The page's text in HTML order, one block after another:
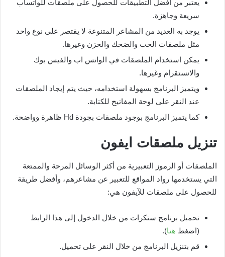
يعتبر من أفضل التطبيقات للحصول على ملصقات للواتساب
سريعة وجاهزة.
يوجد به العديد من المشاعر المتنوعة لا يقتصر على نوع واحد
مثل ملصقات الحب والضحك والحزن وغيرها.
يمكن استخدام الملصقات في الواتس اب والفيس بوك
والانستقرام وغيرها.
ويتميز البرنامج بسهولة استخدامه، حيث يتم إيجاد الملصقات
عند النقر على لوحة المفاتيح للكتابة.
كما يتميز البرنامج بوجود ملصقات بجودة Hd ظاهرة وواضحة.
تنزيل ملصقات ايفون
الملصقات أو الرموز التعبيرية من أكثر الوسائل المرحة والممتعة
التي يستخدمها رواد المواقع للتعبير عن مشاعرهم، وأفضل طريقة
للحصول على ملصقات للآيفون هي:
تحميل برنامج ستكرات من خلال الدخول إلى هذا الرابط
(اضغط هنا).
قم بتنزيل البرنامج من خلال النقر على تحميل.